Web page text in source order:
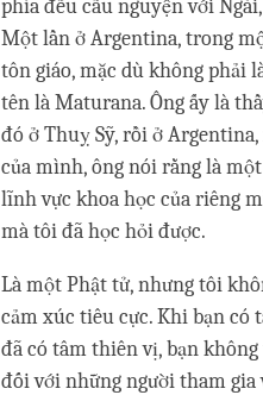
phía đều cầu nguyện với
Một lần ở Argentina, trong
tôn giáo, mặc dù không phải
tên là Maturana. Ông ấy là
đó ở Thuỵ Sỹ, rồi ở
của mình, ông nói rằng là
lĩnh vực khoa học của riêng
mà tôi đã học hỏi được.
Là một Phật tử, nhưng tôi
cảm xúc tiêu cực. Khi bạn có
đã có tâm thiên vị, bạn
đối với những người tham gia